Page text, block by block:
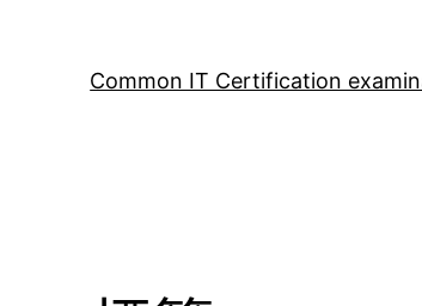
Common IT Certification